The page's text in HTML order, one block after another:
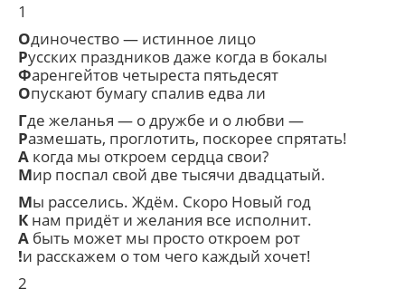
1
Одиночество — истинное лицо
Русских праздников даже когда в бокалы
Фаренгейтов четыреста пятьдесят
Опускают бумагу спалив едва ли
Где желанья — о дружбе и о любви —
Размешать, проглотить, поскорее спрятать!
А когда мы откроем сердца свои?
Мир поспал свой две тысячи двадцатый.
Мы расселись. Ждём. Скоро Новый год
Кнам придёт и желания все исполнит.
А быть может мы просто откроем рот
!и расскажем о том чего каждый хочет!
2